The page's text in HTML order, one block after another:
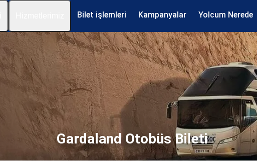
Bilet işlemleri Kampanyalar Yolcum Nerede
Gardaland Otobüs Bileti